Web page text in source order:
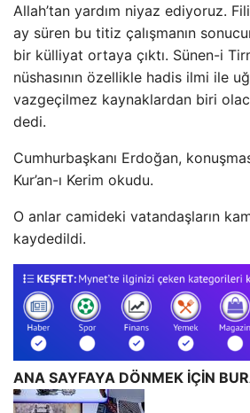
Allah’tan yardım niyaz ediyoruz.
ay süren bu titiz çalışmanın
bir külliyat ortaya çıktı. Sünen-i
nüshasının özellikle hadis ilmi ile
vazgeçilmez kaynaklardan biri
dedi.
Cumhurbaşkanı Erdoğan,
Kur’an-ı Kerim okudu.
O anlar camideki vatandaşların
kaydedildi.
ANA SAYFAYA DÖNMEK İÇİN